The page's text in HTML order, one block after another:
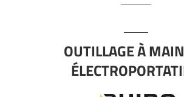
OUTILLAGE À